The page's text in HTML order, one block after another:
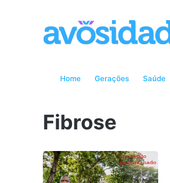
Home Gerações Saúde
Fibrose